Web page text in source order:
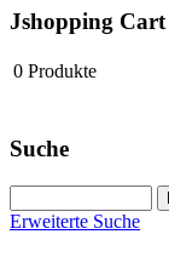
Jshopping Cart
0 Produkte
Suche
Erweiterte Suche